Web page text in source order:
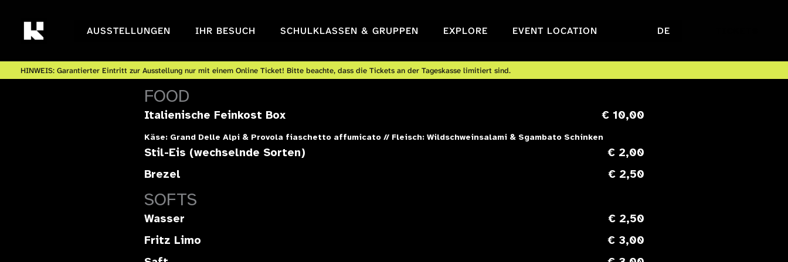
Inhalt
springen
AUSSTELLUNGEN IHR BESUCH SCHULKLASSEN & GRUPPEN EXPLORE EVENT LOCATION DE
HINWEIS: Garantierter Eintritt zur Ausstellung nur mit einem Online Ticket! Bitte beachte, dass die Tickets an der Tageskasse limitiert sind.
FOOD
Italienische Feinkost Box € 10,00
Käse: Grand Delle Alpi & Provola fiaschetto affumicato // Fleisch: Wildschweinsalami & Sgambato Schinken
Stil-Eis (wechselnde Sorten)
€ 2,00
Brezel
€ 2,50
SOFTS
Wasser
€ 2,50
Fritz Limo
€ 3,00